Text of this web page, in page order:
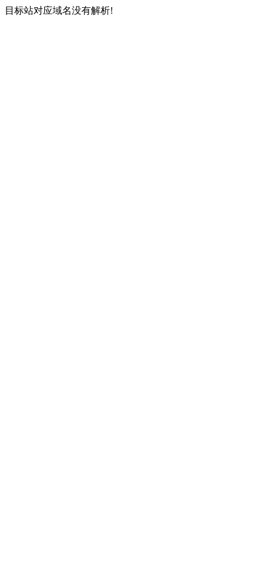
目标站对应域名没有解析!